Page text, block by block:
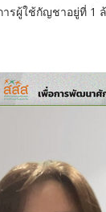
ผู้ใช้กัญชาอยู่ที่ 1